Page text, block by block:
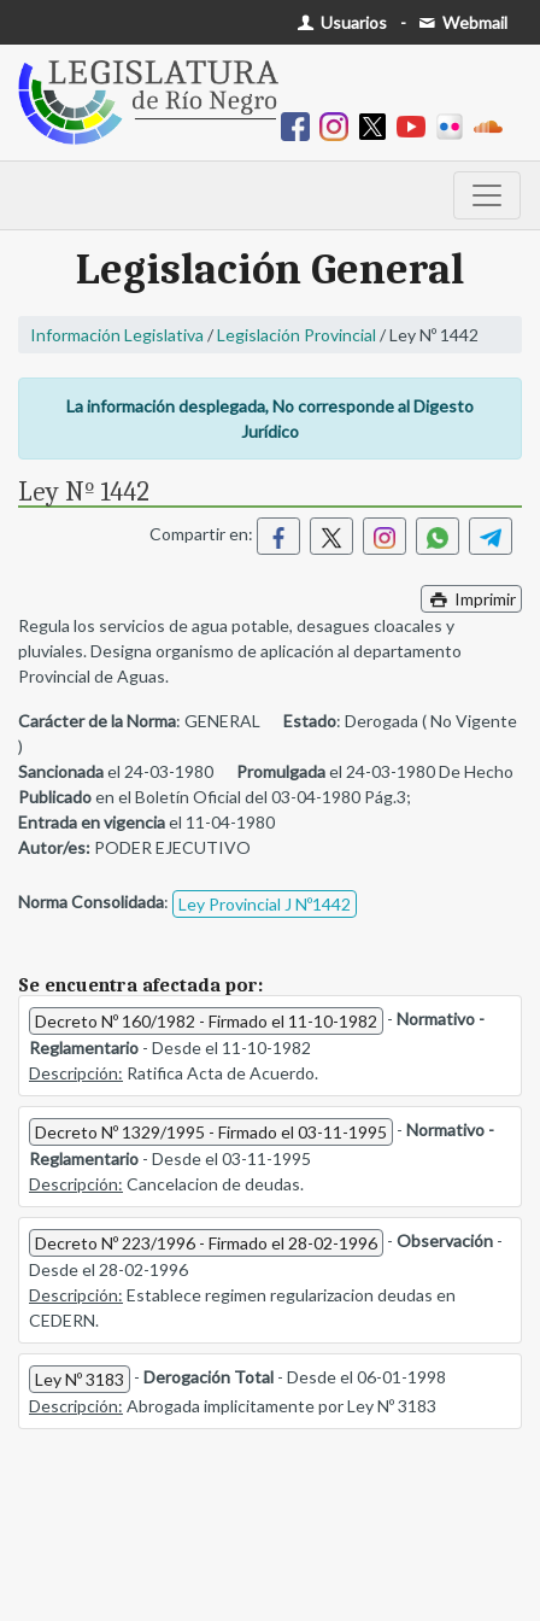
Usuarios - Webmail
Legislación General
Información Legislativa /Legislación Provincial / Ley Nº 1442
La información desplegada, No corresponde al Digesto
Jurídico
Ley Nº 1442
Compartir en:
Imprimir
Regula los servicios de agua potable, desagues cloacales y
pluviales. Designa organismo de aplicación al departamento
Provincial de Aguas.
Carácter de la Norma: GENERAL Estado: Derogada ( No Vigente
)
Sancionadael 24-03-1980 Promulgadael 24-03-1980 De Hecho
Publicadoen el Boletín Oficial del 03-04-1980 Pág.3;
Entrada en vigenciael 11-04-1980
Autor/es: PODER EJECUTIVO
Norma Consolidada: Ley Provincial J Nº1442
Se encuentra afectada por:
Decreto Nº 160/1982 - Firmado el 11-10-1982 - Normativo -
Reglamentario - Desde el 11-10-1982
Descripción: Ratifica Acta de Acuerdo.
Decreto Nº 1329/1995 - Firmado el 03-11-1995 - Normativo -
Reglamentario - Desde el 03-11-1995
Descripción: Cancelacion de deudas.
Decreto Nº 223/1996 - Firmado el 28-02-1996 - Observación -
Desde el 28-02-1996
Descripción: Establece regimen regularizacion deudas en
CEDERN.
Ley Nº 3183 - Derogación Total - Desde el 06-01-1998
Descripción: Abrogada implicitamente por Ley Nº 3183